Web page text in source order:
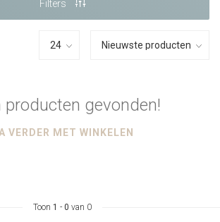
Filters
producten gevonden!
VERDER MET WINKELEN
Toon 1 - 0 van 0